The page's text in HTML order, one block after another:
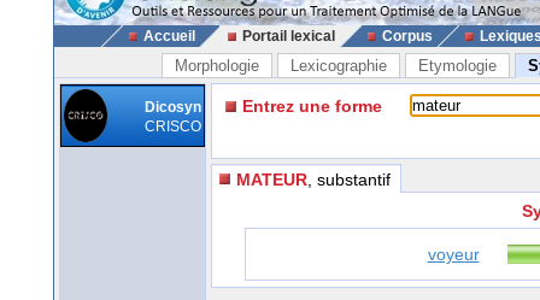
Accueil Portail lexical Corpus
Morphologie Lexicographie Etymologie
Dicosyn
CRISCO
Entrez une forme
MATEUR , substantif
voyeur